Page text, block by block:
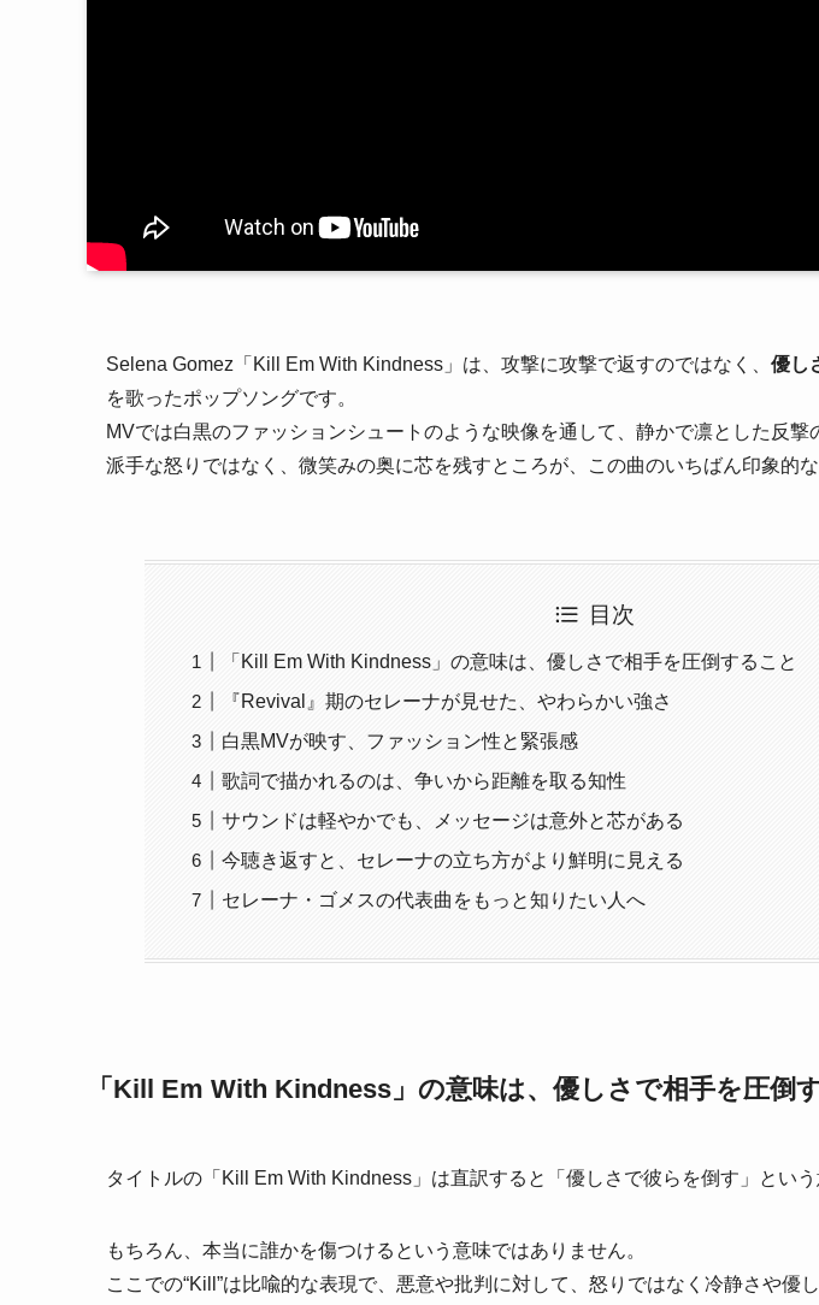
Selena Gomez「Kill Em With Kindness」は、攻撃に攻撃で返すのではなく、 優し
を歌ったポップソングです。
MVでは白黒のファッションシュートのような映像を通して、静かで凛とした反撃
派手な怒りではなく、微笑みの奥に芯を残すところが、この曲のいちばん印象的な
目次
「Kill Em With Kindness」の意味は、優しさで相手を圧倒すること
『Revival』期のセレーナが見せた、やわらかい強さ
白黒MVが映す、ファッション性と緊張感
歌詞で描かれるのは、争いから距離を取る知性
サウンドは軽やかでも、メッセージは意外と芯がある
今聴き返すと、セレーナの立ち方がより鮮明に見える
セレーナ・ゴメスの代表曲をもっと知りたい人へ
「Kill Em With Kindness」の意味は、優しさで相手を圧倒
タイトルの「Kill Em With Kindness」は直訳すると「優しさで彼らを倒す」という
もちろん、本当に誰かを傷つけるという意味ではありません。
ここでの“Kill”は比喩的な表現で、悪意や批判に対して、怒りではなく冷静さや優